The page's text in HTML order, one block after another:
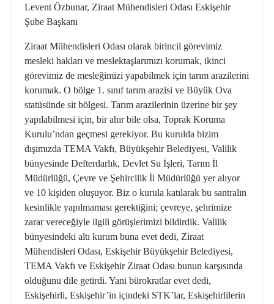
Levent Özbunar, Ziraat Mühendisleri Odası Eskişehir
Şube Başkanı
Ziraat Mühendisleri Odası olarak birincil görevimiz
mesleki hakları ve meslektaşlarımızı korumak, ikinci
görevimiz de mesleğimizi yapabilmek için tarım arazilerini
korumak. O bölge 1. sınıf tarım arazisi ve Büyük Ova
statüsünde sit bölgesi. Tarım arazilerinin üzerine bir şey
yapılabilmesi için, bir ahır bile olsa, Toprak Koruma
Kurulu’ndan geçmesi gerekiyor. Bu kurulda bizim
dışımızda TEMA Vakfı, Büyükşehir Belediyesi, Valilik
bünyesinde Defterdarlık, Devlet Su İşleri, Tarım İl
Müdürlüğü, Çevre ve Şehircilik İl Müdürlüğü yer alıyor
ve 10 kişiden oluşuyor. Biz o kurula katılarak bu santralın
kesinlikle yapılmaması gerektiğini; çevreye, şehrimize
zarar vereceğiyle ilgili görüşlerimizi bildirdik. Valilik
bünyesindeki altı kurum buna evet dedi, Ziraat
Mühendisleri Odası, Eskişehir Büyükşehir Belediyesi,
TEMA Vakfı ve Eskişehir Ziraat Odası bunun karşısında
olduğunu dile getirdi. Yani bürokratlar evet dedi,
Eskişehirli, Eskişehir’in içindeki STK’lar, Eskişehirlilerin